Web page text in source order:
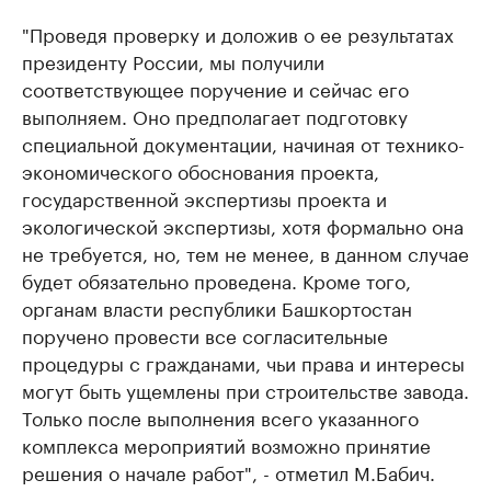
"Проведя проверку и доложив о ее результатах
президенту России, мы получили
соответствующее поручение и сейчас его
выполняем. Оно предполагает подготовку
специальной документации, начиная от технико-
экономического обоснования проекта,
государственной экспертизы проекта и
экологической экспертизы, хотя формально она
не требуется, но, тем не менее, в данном случае
будет обязательно проведена. Кроме того,
органам власти республики Башкортостан
поручено провести все согласительные
процедуры с гражданами, чьи права и интересы
могут быть ущемлены при строительстве завода.
Только после выполнения всего указанного
комплекса мероприятий возможно принятие
решения о начале работ", - отметил М.Бабич.